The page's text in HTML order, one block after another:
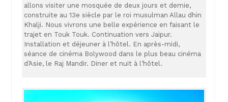
allons visiter une mosquée de deux jours et demie,
construite au 13e siècle par le roi musulman Allau dhin
Khalji. Nous vivrons une belle expérience en faisant le
trajet en Touk Touk. Continuation vers Jaipur.
Installation et déjeuner à l’hôtel. En après-midi,
séance de cinéma Bolywood dans le plus beau cinéma
d’Asie, le Raj Mandir. Diner et nuit à l’hôtel.